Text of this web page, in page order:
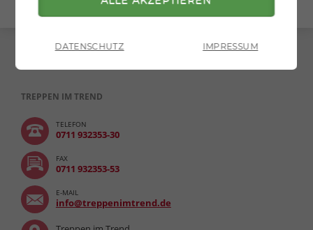
TREPPEN IM TREND
TELEFON
0711 932353-30
FAX
0711 932353-53
E-MAIL
info@treppenimtrend.de
DATENSCHUTZ IMPRESSUM